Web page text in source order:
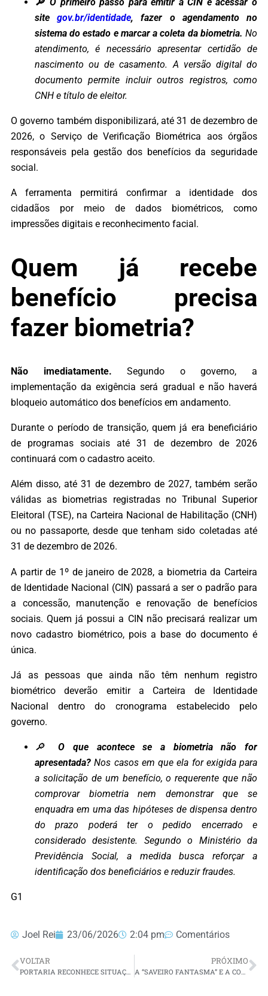
sitegov.br/identidade, fazer o agendamento no
sistema do estado e marcar a coleta da biometria. No
atendimento, é necessário apresentar certidão de
nascimento ou de casamento. A versão digital do
documento permite incluir outros registros, como
CNH e título de eleitor.
O governo também disponibilizará, até 31 de dezembro de
2026, o Serviço de Verificação Biométrica aos órgãos
responsáveis pela gestão dos benefícios da seguridade
social.
A ferramenta permitirá confirmar a identidade dos
cidadãos por meio de dados biométricos, como
impressões digitais e reconhecimento facial.
Quem já recebe
benefício precisa
fazer biometria?
Não imediatamente. Segundo o governo, a
implementação da exigência será gradual e não haverá
bloqueio automático dos benefícios em andamento.
Durante o período de transição, quem já era beneficiário
de programas sociais até 31 de dezembro de 2026
continuará com o cadastro aceito.
Além disso, até 31 de dezembro de 2027, também serão
válidas as biometrias registradas no Tribunal Superior
Eleitoral (TSE), na Carteira Nacional de Habilitação (CNH)
ou no passaporte, desde que tenham sido coletadas até
31 de dezembro de 2026.
A partir de 1º de janeiro de 2028, a biometria da Carteira
de Identidade Nacional (CIN) passará a ser o padrão para
a concessão, manutenção e renovação de benefícios
sociais. Quem já possui a CIN não precisará realizar um
novo cadastro biométrico, pois a base do documento é
única.
Já as pessoas que ainda não têm nenhum registro
biométrico deverão emitir a Carteira de Identidade
Nacional dentro do cronograma estabelecido pelo
governo.
🔎O que acontece se a biometria não for
apresentada?Nos casos em que ela for exigida para
a solicitação de um benefício, o requerente que não
comprovar biometria nem demonstrar que se
enquadra em uma das hipóteses de dispensa dentro
do prazo poderá ter o pedido encerrado e
considerado desistente. Segundo o Ministério da
Previdência Social, a medida busca reforçar a
identificação dos beneficiários e reduzir fraudes.
G1
Joel Rei 23/06/2026 2:04 pm Comentários
VOLTAR PRÓXIMO